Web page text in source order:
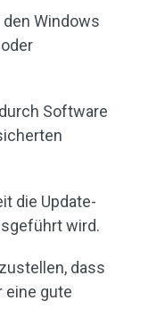
Windows
Software
die Update-
wird.
dass
eine gute